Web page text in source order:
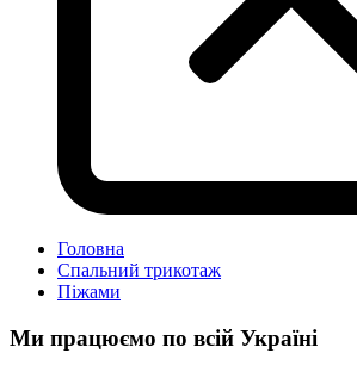
Головна
Спальний трикотаж
Піжами
Ми працюємо по всій Україні